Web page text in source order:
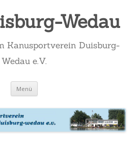
Wedau
Kanusportverein Duisburg-
Wedau e.V.
Menü Zum
springen